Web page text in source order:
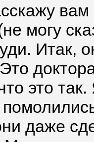
вам
могу
это
даже